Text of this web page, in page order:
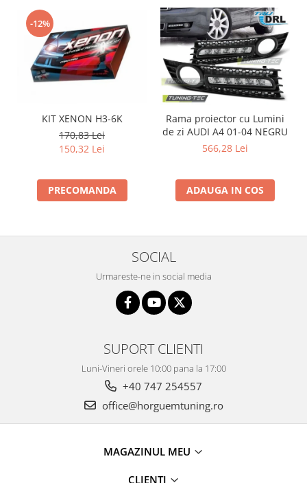
-12%
KIT XENON H3-6K
170,83 Lei
150,32 Lei
PRECOMANDA
Rama proiector cu Lumini
de zi AUDI A4 01-04 NEGRU
566,28 Lei
ADAUGA IN COS
SOCIAL
Urmareste-ne in social media
SUPORT CLIENTI
Luni-Vineri orele 10:00 pana la 17:00
+40 747 254557
office@horguemtuning.ro
MAGAZINUL MEU
CLIENTI